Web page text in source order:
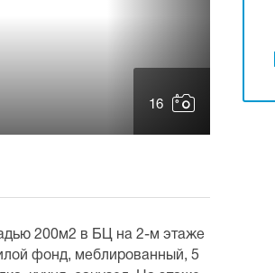
16
200м2 в БЦ на 2-м этаже
фонд, меблированный, 5